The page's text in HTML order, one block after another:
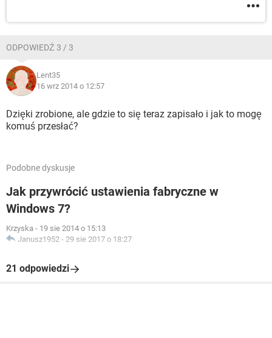
ODPOWIEDŹ 3 / 3
Lent35
16 wrz 2014 o 12:57
Dzięki zrobione, ale gdzie to się teraz zapisało i jak to mogę
komuś przesłać?
Podobne dyskusje
Jak przywrócić ustawienia fabryczne w
Windows 7?
Krzyska - 19 sie 2014 o 15:13
Janusz1952 - 29 sie 2017 o 18:27
21 odpowiedzi